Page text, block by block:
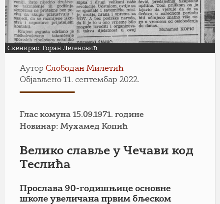
Скенирао: Горан Легеновић
Аутор Слободан Милетић
Објављено 11. септембар 2022.
Глас комуна 15.09.1971. године
Новинар: Мухамед Копић
Велико славље у Чечави код
Теслића
Прослава 90-годишњице основне
школе увеличана првим бљеском